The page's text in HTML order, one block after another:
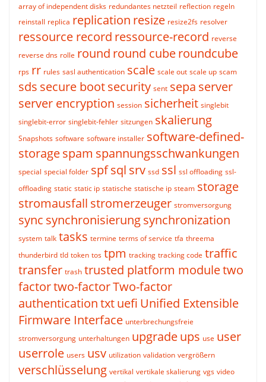
array of independent disks redundantes netzteil reflection regeln
reinstall replica replication resize resize2fs resolver
ressource record ressource-record reverse
reverse dns rolle round round cuberoundcube
rps rr rules sasl authentication scale scale out scale up scam
sds secure bootsecurity sent sepa server
server encryption session sicherheit singlebit
singlebit-error singlebit-fehler sitzungen skalierung
Snapshots software software installer software-defined-
storagespam spannungsschwankungen
special special folder spfsql srv ssd ssl ssl offloading ssl-
offloading static static ip statische statische ip steam storage
stromausfall stromerzeuger stromversorgung
sync synchronisierungsynchronization
system talk tasks termine terms of service tfa threema
thunderbird tld token tos tpm tracking tracking code traffic
transfer trash trusted platform moduletwo
factortwo-factorTwo-factor
authenticationtxtuefi Unified Extensible
Firmware Interface unterbrechungsfreie
stromversorgung unterhaltungen upgradeups use user
userrole users usv utilization validation vergrößern
verschlüsselung vertikal vertikale skalierung vgs video